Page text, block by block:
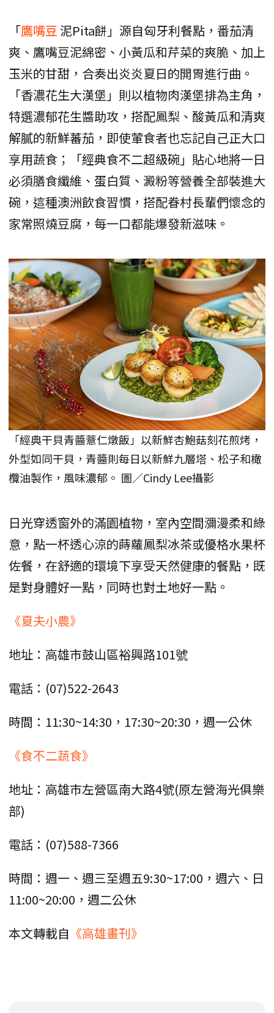
「鷹嘴豆 泥Pita餅」源自匈牙利餐點，番茄清
爽、鷹嘴豆泥綿密、小黃瓜和芹菜的爽脆、加上
玉米的甘甜，合奏出炎炎夏日的開胃進行曲。
「香濃花生大漢堡」則以植物肉漢堡排為主角，
特選濃郁花生醬助攻，搭配鳳梨、酸黃瓜和清爽
解膩的新鮮蕃茄，即使葷食者也忘記自己正大口
享用蔬食；「經典食不二超級碗」貼心地將一日
必須膳食纖維、蛋白質、澱粉等營養全部裝進大
碗，這種澳洲飲食習慣，搭配眷村長輩們懷念的
家常照燒豆腐，每一口都能爆發新滋味。
「經典干貝青醬薏仁燉飯」以新鮮杏鮑菇刻花煎烤，
外型如同干貝，青醬則每日以新鮮九層塔、松子和橄
欖油製作，風味濃郁。 圖／Cindy Lee攝影
日光穿透窗外的滿園植物，室內空間瀰漫柔和綠
意，點一杯透心涼的蒔蘿鳳梨冰茶或優格水果杯
佐餐，在舒適的環境下享受天然健康的餐點，既
是對身體好一點，同時也對土地好一點。
《夏夫小農》
地址：高雄市鼓山區裕興路101號
電話：(07)522-2643
時間：11:30~14:30，17:30~20:30，週一公休
《食不二蔬食》
地址：高雄市左營區南大路4號(原左營海光俱樂
部)
電話：(07)588-7366
時間：週一、週三至週五9:30~17:00，週六、日
11:00~20:00，週二公休
本文轉載自 《高雄畫刊》